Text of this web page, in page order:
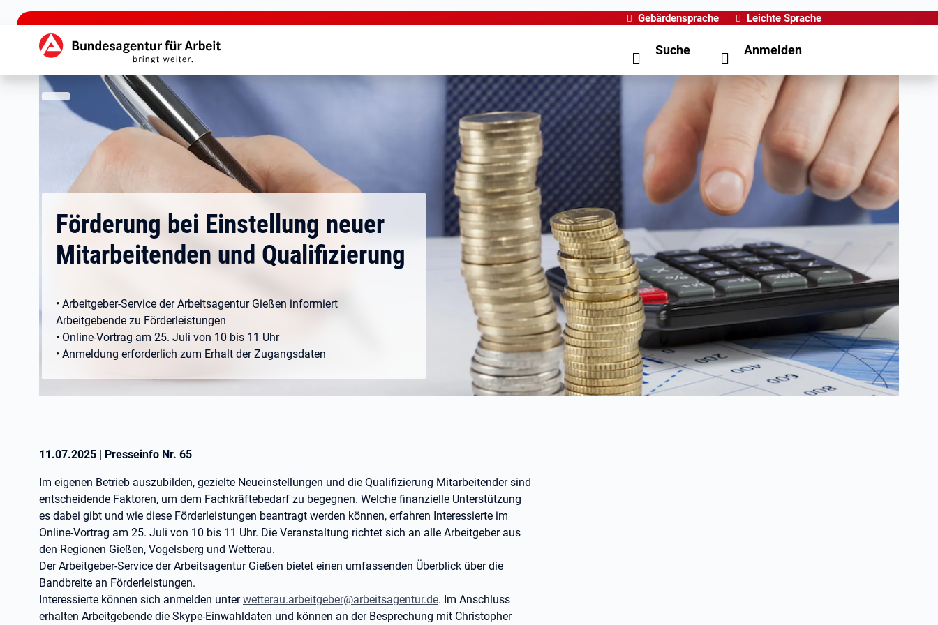
zu den Hauptinhalten springen
Gebärdensprache Leichte Sprache
Hauptnavigation Suche Anmelden
Förderung bei Einstellung neuer
Mitarbeitenden und Qualifizierung
• Arbeitgeber-Service der Arbeitsagentur Gießen informiert
Arbeitgebende zu Förderleistungen
• Online-Vortrag am 25. Juli von 10 bis 11 Uhr
• Anmeldung erforderlich zum Erhalt der Zugangsdaten
11.07.2025 | Presseinfo Nr. 65
Im eigenen Betrieb auszubilden, gezielte Neueinstellungen und die Qualifizierung Mitarbeitender sind
entscheidende Faktoren, um dem Fachkräftebedarf zu begegnen. Welche finanzielle Unterstützung
es dabei gibt und wie diese Förderleistungen beantragt werden können, erfahren Interessierte im
Online-Vortrag am 25. Juli von 10 bis 11 Uhr. Die Veranstaltung richtet sich an alle Arbeitgeber aus
den Regionen Gießen, Vogelsberg und Wetterau.
Der Arbeitgeber-Service der Arbeitsagentur Gießen bietet einen umfassenden Überblick über die
Bandbreite an Förderleistungen.
Interessierte können sich anmelden unterwetterau.arbeitgeber@arbeitsagentur.de. Im Anschluss
erhalten Arbeitgebende die Skype-Einwahldaten und können an der Besprechung mit Christopher